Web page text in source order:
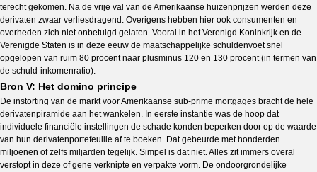
terecht gekomen. Na de vrije val van de Amerikaanse huizenprijzen werden deze
derivaten zwaar verliesdragend. Overigens hebben hier ook consumenten en
overheden zich niet onbetuigd gelaten. Vooral in het Verenigd Koninkrijk en de
Verenigde Staten is in deze eeuw de maatschappelijke schuldenvoet snel
opgelopen van ruim 80 procent naar plusminus 120 en 130 procent (in termen van
de schuld-inkomenratio).
Bron V: Het domino principe
De instorting van de markt voor Amerikaanse sub-prime mortgages bracht de hele
derivatenpiramide aan het wankelen. In eerste instantie was de hoop dat
individuele financiële instellingen de schade konden beperken door op de waarde
van hun derivatenportefeuille af te boeken. Dat gebeurde met honderden
miljoenen of zelfs miljarden tegelijk. Simpel is dat niet. Alles zit immers overal
verstopt in deze of gene verknipte en verpakte vorm. De ondoorgrondelijke